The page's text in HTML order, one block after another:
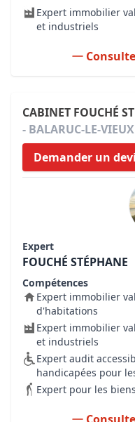
Expert immobilier
et industriels
CABINET FOUCHÉ
- BALARUC-LE-
Demander un
Expert
FOUCHÉ STÉPHANE
Compétences
Expert immobilier
d'habitations
Expert immobilier
et industriels
Expert audit
handicapées pour
Expert pour les